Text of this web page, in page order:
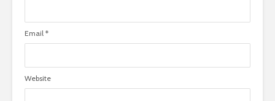
Email *
Website